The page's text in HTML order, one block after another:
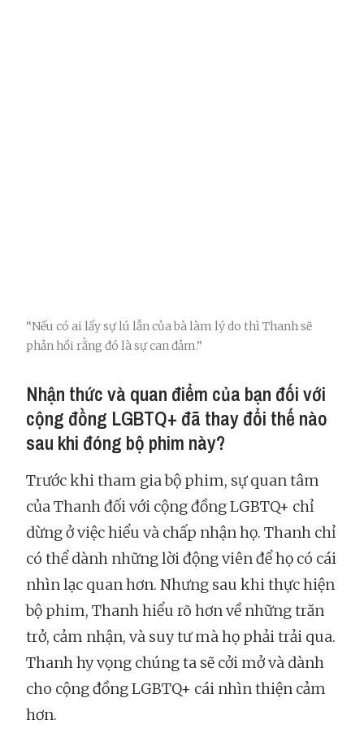
“Nếu có ai lấy sự lú lẫn của bà làm lý do thì Thanh sẽ
phản hồi rằng đó là sự can đảm.”
Nhận thức và quan điểm của bạn đối với
cộng đồng LGBTQ+ đã thay đổi thế nào
sau khi đóng bộ phim này?
Trước khi tham gia bộ phim, sự quan tâm
của Thanh đối với cộng đồng LGBTQ+ chỉ
dừng ở việc hiểu và chấp nhận họ. Thanh chỉ
có thể dành những lời động viên để họ có cái
nhìn lạc quan hơn. Nhưng sau khi thực hiện
bộ phim, Thanh hiểu rõ hơn về những trăn
trở, cảm nhận, và suy tư mà họ phải trải qua.
Thanh hy vọng chúng ta sẽ cởi mở và dành
cho cộng đồng LGBTQ+ cái nhìn thiện cảm
hơn.